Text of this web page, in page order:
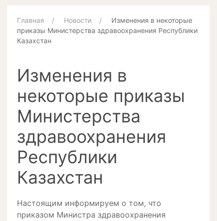
Главная Новости
Изменения в некоторые
приказы Министерства здравоохранения Республики
Казахстан
Изменения в
некоторые приказы
Министерства
здравоохранения
Республики
Казахстан
Настоящим информируем о том, что
приказом Министра здравоохранения